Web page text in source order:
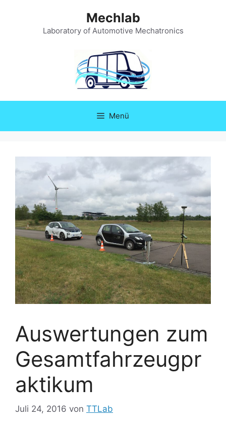
Mechlab
Laboratory of Automotive Mechatronics
Menü
Auswertungen zum
Gesamtfahrzeugpr
aktikum
Juli 24, 2016 von TTLab